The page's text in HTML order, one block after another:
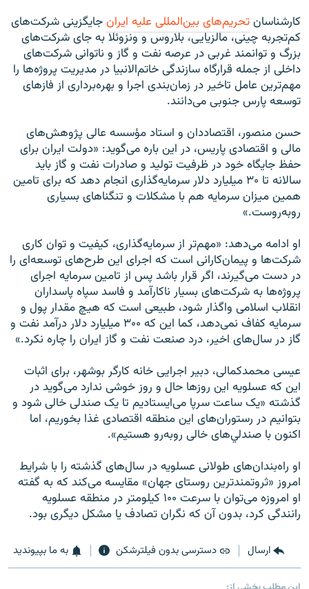
کارشناسانتحريم‌های بين‌المللی عليه ايرانجايگزينی شرکت‌های
کم‌تجربه چينی، مالزيايی، بلاروس و ونزوئلا به جای شرکت‌های
بزرگ و توانمند غربی در عرصه نفت و گاز و ناتوانی شرکت‌های
داخلی از جمله قرارگاه سازندگی خاتم‌الانبيا در مديريت پروژه‌ها را
مهم‌ترين عامل تاخير در زمان‌بندی اجرا و بهره‌برداری از فازهای
توسعه پارس جنوبی می‌دانند.
حسن منصور، اقتصاددان و استاد مؤسسه عالی پژوهش‌های
مالی و اقتصادی پاريس، در اين باره می‌گويد: «دولت ايران برای
حفظ جايگاه خود در ظرفيت توليد و صادرات نفت و گاز باید
سالانه تا ۳۰ ميليارد دلار سرمايه‌گذاری انجام دهد که برای تامين
همين ميزان سرمايه هم با مشکلات و تنگناهای بسياری
روبه‌روست.»
او ادامه می‌دهد: «مهم‌تر از سرمايه‌گذاری، کيفيت و توان کاری
شرکت‌ها و پيمان‌کارانی است که اجرای اين طرح‌های توسعه‌ای را
در دست می‌گيرند، اگر قرار باشد پس از تامين سرمايه اجرای
پروژه‌ها به شرکت‌های بسيار ناکارآمد و فاسد سپاه پاسداران
انقلاب اسلامی واگذار شود، طبيعی است که هيچ مقدار پول و
سرمايه کفاف نمی‌دهد، کما اين که ۳۰۰ ميليارد دلار درآمد نفت و
گاز در سال‌های اخير، درد صنعت نفت و گاز ايران را چاره نکرد.»
عيسی محمدکمالی، دبير اجرايی خانه کارگر بوشهر، برای اثبات
اين که عسلويه اين روزها حال و روز خوشی ندارد می‌گويد در
گذشته «يک ساعت سرپا می‌ايستاديم تا يک صندلی خالی شود و
بتوانيم در رستوران‌های اين منطقه اقتصادی غذا بخوريم، اما
اکنون با صندلي‌های خالی روبه‌رو هستيم».
او راه‌بندان‌های طولانی عسلويه در سال‌های گذشته را با شرايط
امروز «ثروتمندترين روستای جهان» مقايسه می‌کند که به گفته
او امروزه می‌توان با سرعت ۱۰۰ کيلومتر در منطقه عسلويه
رانندگی کرد، بدون آن که نگران تصادف يا مشکل ديگری بود.
ارسال دسترسی بدون فیلترشکن به ما بپیوندید